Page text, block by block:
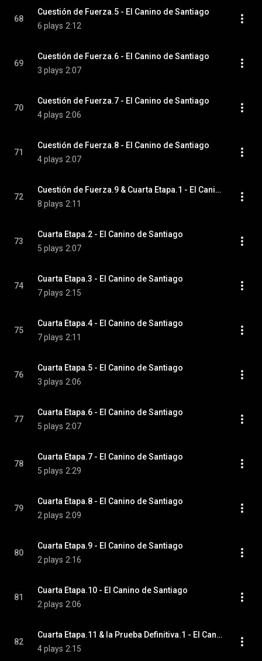
68
Cuestión de Fuerza.5 - El Canino de Santiago
6 plays 2:12
69
Cuestión de Fuerza.6 - El Canino de Santiago
3 plays 2:07
70
Cuestión de Fuerza.7 - El Canino de Santiago
4 plays 2:06
71
Cuestión de Fuerza.8 - El Canino de Santiago
4 plays 2:07
72
Cuestión de Fuerza.9 & Cuarta Etapa.1 - El Canino de Santiago
8 plays 2:11
73
Cuarta Etapa.2 - El Canino de Santiago
5 plays 2:07
74
Cuarta Etapa.3 - El Canino de Santiago
7 plays 2:15
75
Cuarta Etapa.4 - El Canino de Santiago
7 plays 2:11
76
Cuarta Etapa.5 - El Canino de Santiago
3 plays 2:06
77
Cuarta Etapa.6 - El Canino de Santiago
5 plays 2:07
78
Cuarta Etapa.7 - El Canino de Santiago
5 plays 2:29
79
Cuarta Etapa.8 - El Canino de Santiago
2 plays 2:09
80
Cuarta Etapa.9 - El Canino de Santiago
2 plays 2:16
81
Cuarta Etapa.10 - El Canino de Santiago
2 plays 2:06
82
Cuarta Etapa.11 & la Prueba Definitiva.1 - El Canino de Santiago
4 plays 2:15